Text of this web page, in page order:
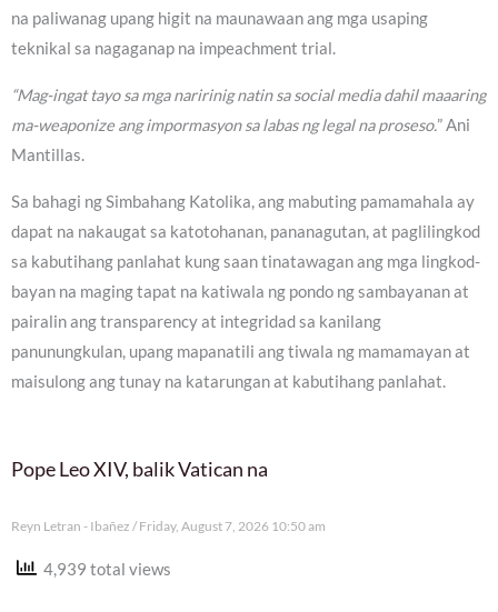
na paliwanag upang higit na maunawaan ang mga usaping
teknikal sa nagaganap na impeachment trial.
“Mag-ingat tayo sa mga naririnig natin sa social media dahil maaaring
ma-weaponize ang impormasyon sa labas ng legal na proseso.” Ani
Mantillas.
Sa bahagi ng Simbahang Katolika, ang mabuting pamamahala ay
dapat na nakaugat sa katotohanan, pananagutan, at paglilingkod
sa kabutihang panlahat kung saan tinatawagan ang mga lingkod-
bayan na maging tapat na katiwala ng pondo ng sambayanan at
pairalin ang transparency at integridad sa kanilang
panunungkulan, upang mapanatili ang tiwala ng mamamayan at
maisulong ang tunay na katarungan at kabutihang panlahat.
Pope Leo XIV, balik Vatican na
Reyn Letran - Ibañez Friday, August 7, 2026 10:50 am
4,939 total views